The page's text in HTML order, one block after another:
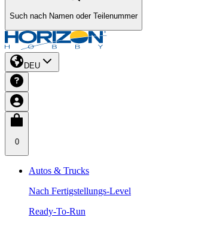
Such nach Namen oder Teilenummer
DEU
0
Autos & Trucks
Nach Fertigstellungs-Level
Ready-To-Run